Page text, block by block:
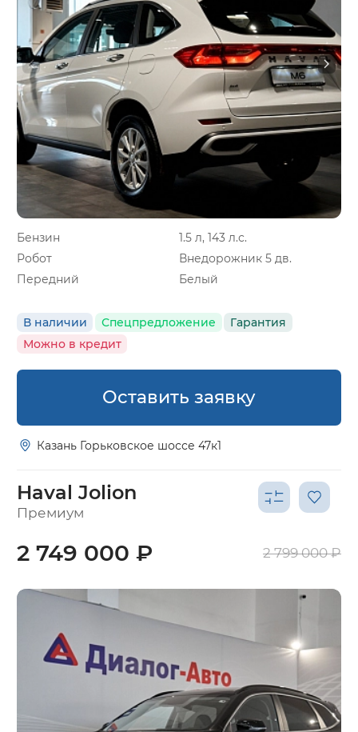
Бензин
1.5 л, 143 л.с.
Робот
Внедорожник 5 дв.
Передний
Белый
В наличии Спецпредложение
Гарантия
Можно в кредит
Оставить заявку
Казань Горьковское шоссе 47к1
Haval Jolion
Премиум
2 749 000 ₽ 2 799 000 ₽